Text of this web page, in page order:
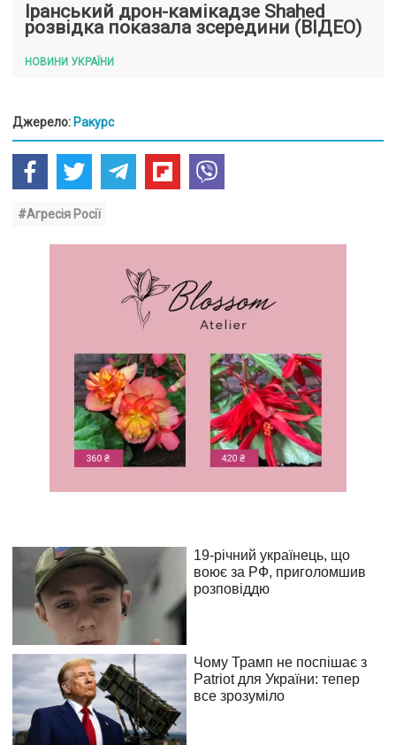
Іранський дрон-камікадзе Shahed
розвідка показала зсередини (ВІДЕО)
НОВИНИ УКРАЇНИ
Джерело: Ракурс
#Агресія Росії